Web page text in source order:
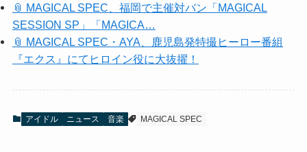
📎 MAGICAL SPEC、福岡で主催対バン「MAGICAL
SESSION SP」「MAGICA…
📎 MAGICAL SPEC・AYA、鹿児島発特撮ヒーロー番組
『エクス』にてヒロイン役に大抜擢！
アイドル ニュース 音楽 MAGICAL SPEC